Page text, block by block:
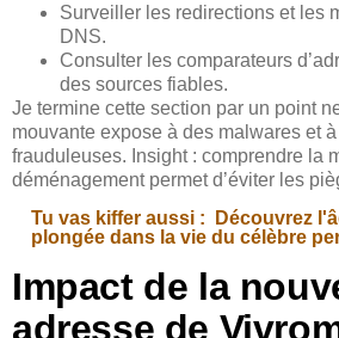
Surveiller les redirections et les
DNS.
Consulter les comparateurs
des sources fiables.
Je termine cette section par un point
mouvante expose à des malwares et
frauduleuses. Insight : comprendre la
déménagement permet d’éviter les
Tu vas kiffer aussi :
Découvrez
plongée dans la vie du célèbre
Impact de la
adresse de